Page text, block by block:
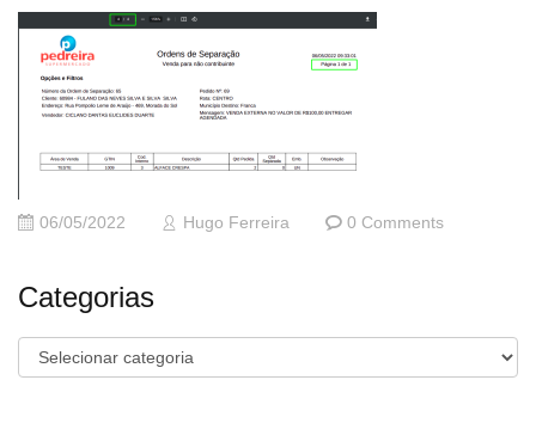
06/05/2022 Hugo Ferreira 0 Comments
Categorias
Categorias